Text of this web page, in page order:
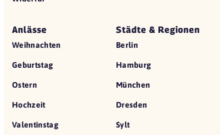
Anlässe
Weihnachten
Geburtstag
Ostern
Hochzeit
Valentinstag
Städte & Regionen
Berlin
Hamburg
München
Dresden
Sylt